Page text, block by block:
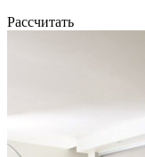
Рассчитать